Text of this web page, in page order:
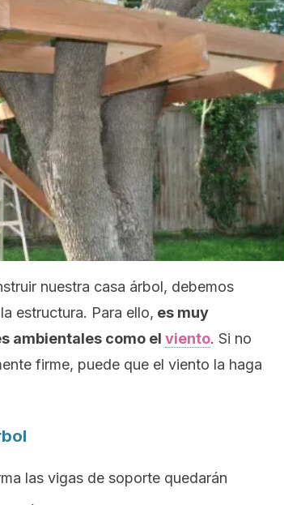
nuestra casa árbol, debemos
estructura. Para ello, es muy
ambientales como el viento. Si no
firme, puede que el viento la haga
las vigas de soporte quedarán